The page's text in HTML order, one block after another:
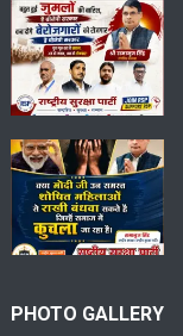
PHOTO GALLERY